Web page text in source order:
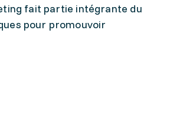
fait partie intégrante du
pour promouvoir